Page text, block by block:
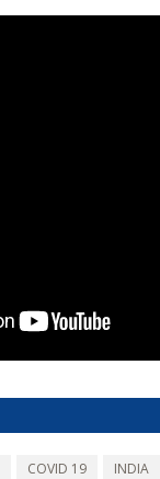
COVID 19 INDIA